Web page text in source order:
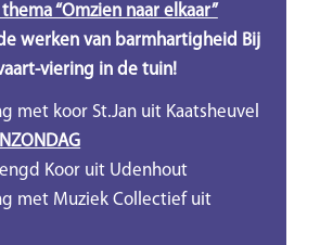
thema “Omzien naar elkaar”
werken van barmhartigheid Bij
viering in de tuin!
met koor St.Jan uit Kaatsheuvel
Koor uit Udenhout
met Muziek Collectief uit